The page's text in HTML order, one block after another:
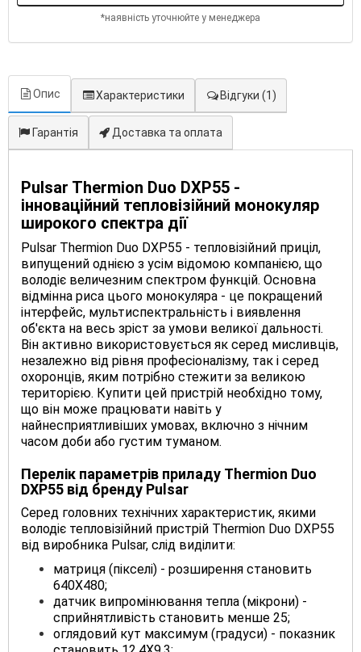
*наявність уточнюйте у менеджера
Опис Характеристики Відгуки (1)
Гарантія Доставка та оплата
Pulsar Thermion Duo DXP55 -
інноваційний тепловізійний монокуляр
широкого спектра дії
Pulsar Thermion Duo DXP55 - тепловізійний приціл,
випущений однією з усім відомою компанією, що
володіє величезним спектром функцій. Основна
відмінна риса цього монокуляра - це покращений
інтерфейс, мультиспектральність і виявлення
об'єкта на весь зріст за умови великої дальності.
Він активно використовується як серед мисливців,
незалежно від рівня професіоналізму, так і серед
охоронців, яким потрібно стежити за великою
територією. Купити цей пристрій необхідно тому,
що він може працювати навіть у
найнесприятливіших умовах, включно з нічним
часом доби або густим туманом.
Перелік параметрів приладу Thermion Duo
DXP55 від бренду Pulsar
Серед головних технічних характеристик, якими
володіє тепловізійний пристрій Thermion Duo DXP55
від виробника Pulsar, слід виділити:
матриця (пікселі) - розширення становить
640Х480;
датчик випромінювання тепла (мікрони) -
сприйнятливість становить менше 25;
оглядовий кут максимум (градуси) - показник